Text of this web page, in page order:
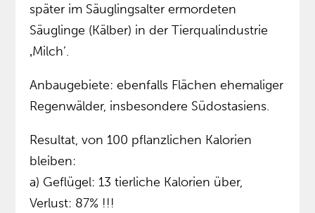
später im Säuglingsalter ermordeten
Säuglinge (Kälber) in der Tierqualindustrie
‚Milch’.
Anbaugebiete: ebenfalls Flächen ehemaliger
Regenwälder, insbesondere Südostasiens.
Resultat, von 100 pflanzlichen Kalorien
bleiben:
a) Geflügel: 13 tierliche Kalorien über,
Verlust: 87% !!!